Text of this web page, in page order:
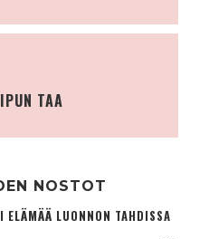
TAA
NOSTOT
LUONNON TAHDISSA